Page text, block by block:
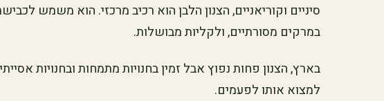
סיניים וקוריאניים, הצנון הלבן הוא רכיב מרכזי. הוא משמש
במרקים מסורתיים, ולקליות מבושלות.
בארץ, הצנון פחות נפוץ אבל זמין בחנויות מתמחות ובחנויות
למצוא אותו לפעמים.